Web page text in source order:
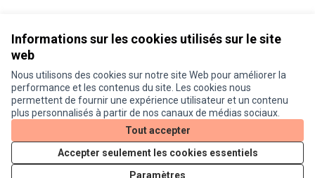
Informations sur les cookies utilisés sur le site
web
Nous utilisons des cookies sur notre site Web pour améliorer la
performance et les contenus du site. Les cookies nous
permettent de fournir une expérience utilisateur et un contenu
plus personnalisés à partir de nos canaux de médias sociaux.
Tout accepter
Accepter seulement les cookies essentiels
Paramètres
Conditions d'utilisation
Paramètres des cookies
Je participe ! sur X
(Lien externe)
Je participe ! sur Facebook
Je participe ! sur Instagram
Licence
(Lien